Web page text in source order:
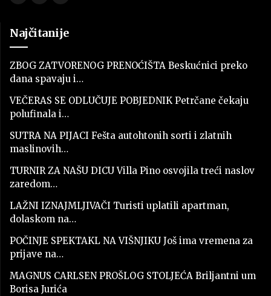
Najčitanije
ZBOG ZATVORENOG PRENOĆIŠTA Beskućnici preko
dana spavaju i…
VEČERAS SE ODLUČUJE POBJEDNIK Petrčane čekaju
polufinala i…
SUTRA NA PIJACI Fešta autohtonih sorti i zlatnih
maslinovih…
TURNIR ZA NAŠU DICU Villa Pino osvojila treći naslov
zaredom…
LAŽNI IZNAJMLJIVAČI Turisti uplatili apartman,
dolaskom na…
POČINJE SPEKTAKL NA VIŠNJIKU Još ima vremena za
prijave na…
MAGNUS CARLSEN PROŠLOG STOLJEĆA Briljantni um
Borisa Jurića